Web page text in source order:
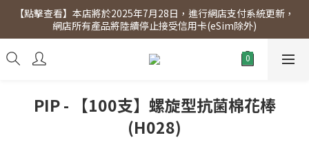
【點擊查看】會員專享 星期三全單95折!!!（優惠期至2026年12月
31日）。滿$300即免運費。
【點擊查看】本店將於2025年7月28日，進行網店支付系統更新，
網店所有產品將陸續停止接受信用卡(eSim除外)
【點擊查看】會員專享 星期三全單95折!!!（優惠期至2026年12月
31日）。滿$300即免運費。
PIP - 【100支】螺旋型抗菌棉花棒
(H028)